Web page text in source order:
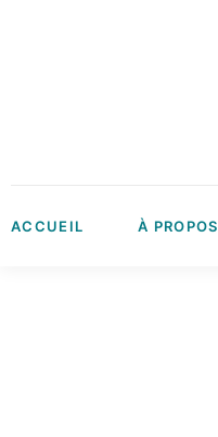
ACCUEIL À PROPOS